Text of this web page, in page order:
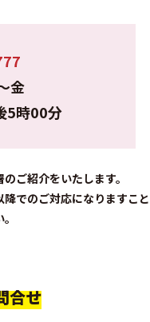
金
5時00分
ご紹介をいたします。
でのご対応になりますこと
合せ